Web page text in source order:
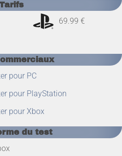
69.99 €
pour PC
pour PlayStation
pour Xbox
du test